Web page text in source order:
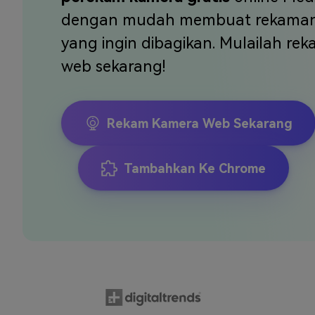
Veo3
dengan mudah membuat
yang ingin dibagikan. Mulailah
web sekarang!
Rekam Kamera Web Sekarang
Tambahkan Ke Chrome